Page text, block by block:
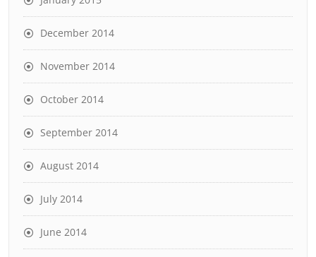
December 2014
November 2014
October 2014
September 2014
August 2014
July 2014
June 2014